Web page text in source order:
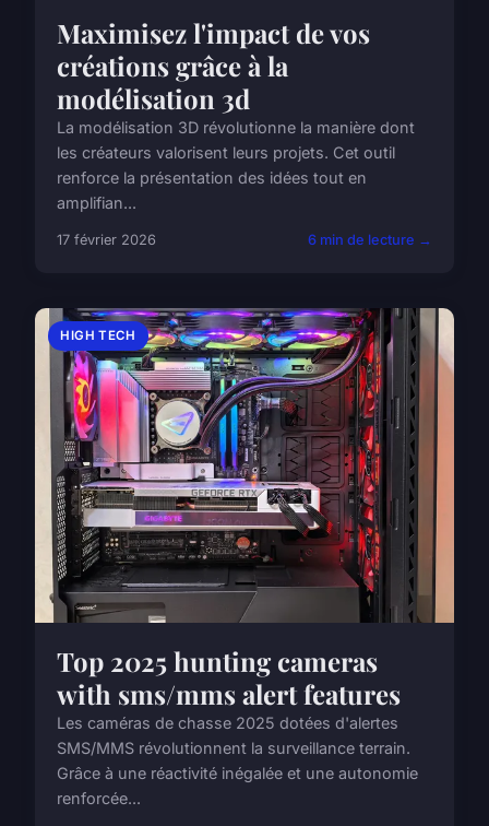
Maximisez l'impact de vos
créations grâce à la
modélisation 3d
La modélisation 3D révolutionne la manière dont
les créateurs valorisent leurs projets. Cet outil
renforce la présentation des idées tout en
amplifian...
17 février 2026 6 min de lecture →
HIGH TECH
Top 2025 hunting cameras
with sms/mms alert features
Les caméras de chasse 2025 dotées d'alertes
SMS/MMS révolutionnent la surveillance terrain.
Grâce à une réactivité inégalée et une autonomie
renforcée...